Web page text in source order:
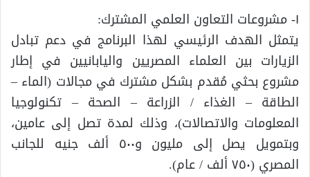
١- مشروعات التعاون العلمي المشترك:
يتمثل الهدف الرئيسي لهذا البرنامج في دعم تبادل
الزيارات بين العلماء المصريين واليابانيين في إطار
مشروع بحثي مُقدم بشكل مشترك في مجالات (الماء –
الطاقة – الغذاء / الزراعة – الصحة – تكنولوجيا
المعلومات والاتصالات)، وذلك لمدة تصل إلى عامين،
وبتمويل يصل إلى مليون و٥٠٠ ألف جنيه للجانب
المصري (٧٥٠ ألف / عام).